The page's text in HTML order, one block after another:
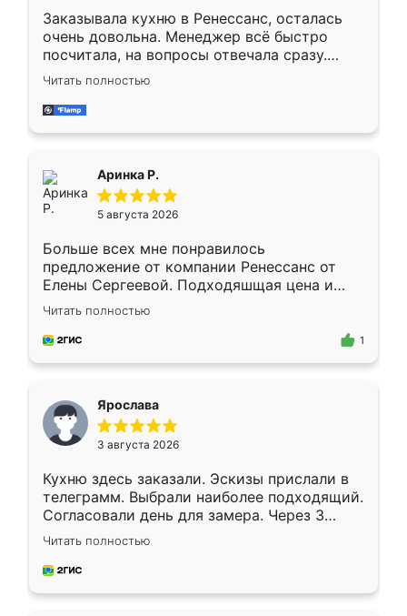
Заказывала кухню в Ренессанс, осталась
очень довольна. Менеджер всё быстро
посчитала, на вопросы отвечала сразу.
Замерщик приехал в субботу, подошёл к
делу со всей ответственностью. Собрали
за день, ребята работали аккуратно, даже
Читать полностью
Аринка Р.
5 августа 2026
Больше всех мне понравилось
предложение от компании Ренессанс от
Елены Сергеевой. Подходяшщая цена и
короткие сроки изготовления. Приехавший
для замера сотрудник Владислав
предложил по моему эскизу самый
Читать полностью
1
Ярослава
3 августа 2026
Кухню здесь заказали. Эскизы прислали в
телеграмм. Выбрали наиболее подходящий.
Согласовали день для замера. Через 3
недели кухня была уже готова. Остались
довольны работой. Спасибо Ренессанс
мебель за качественную работу!
Читать полностью